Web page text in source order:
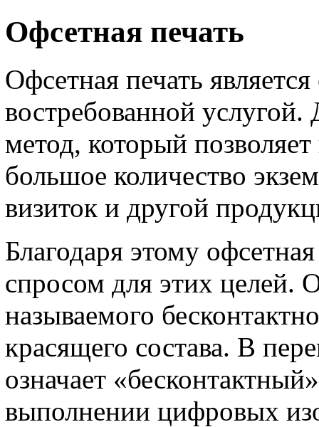
Офсетная печать
Офсетная печать
востребованной
метод, который
большое количество
визиток и другой
Благодаря этому
спросом для этих целей.
называемого
красящего состава. В
означает
выполнении цифровых